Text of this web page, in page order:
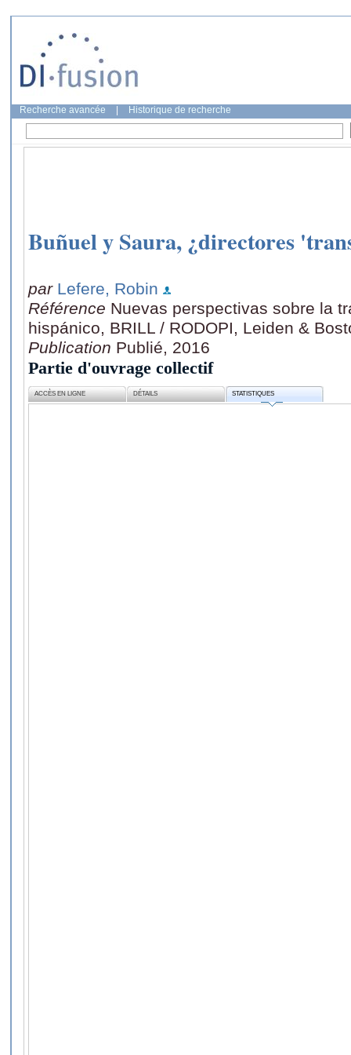
Recherche avancée Historique de recherche
Buñuel y Saura, ¿directores
par Lefere, Robin
Référence Nuevas perspectivas sobre la
hispánico, BRILL / RODOPI, Leiden &
Publication Publié, 2016
Partie d'ouvrage collectif
ACCÈS EN LIGNE DÉTAILS STATISTIQUES